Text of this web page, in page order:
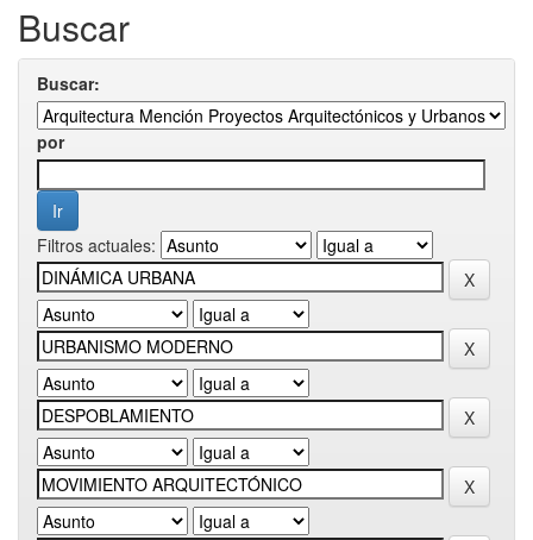
Buscar
Buscar:
por
Filtros actuales: